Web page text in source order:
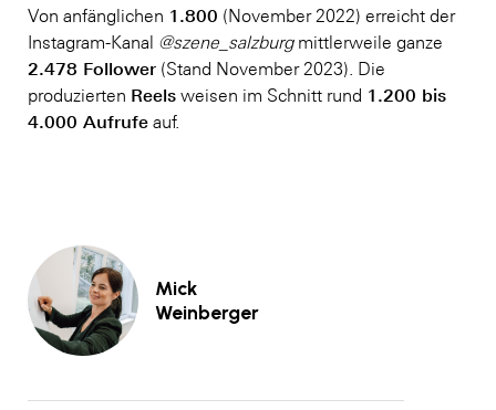
Von anfänglichen 1.800 (November 2022) erreicht der
Instagram-Kanal @szene_salzburgmittlerweile ganze
2.478 Follower (Stand November 2023). Die
produzierten Reels weisen im Schnitt rund 1.200 bis
4.000 Aufrufe auf.
Mick
Weinberger